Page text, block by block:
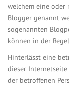
welchem eine oder
Blogger genannt
sogenannten
können in der
Hinterlässt eine
dieser
der betroffenen